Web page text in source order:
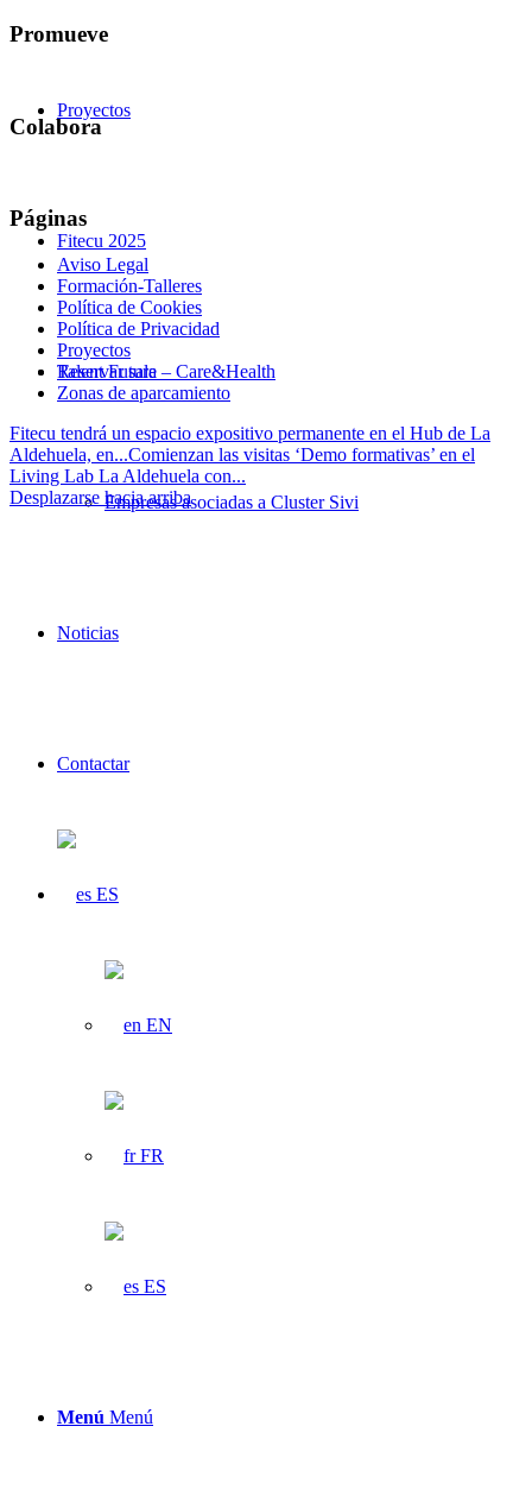
Proyectos
Fitecu 2025
Reservar sala
Empresas asociadas a Cluster Sivi
Noticias
Contactar
ES
EN
FR
ES
Menú Menú
Promueve
Colabora
Páginas
Aviso Legal
Formación-Talleres
Política de Cookies
Política de Privacidad
Proyectos
Talent Future – Care&Health
Zonas de aparcamiento
Fitecu tendrá un espacio expositivo permanente en el Hub de La
Aldehuela, en...Comienzan las visitas ‘Demo formativas’ en el
Living Lab La Aldehuela con...
Desplazarse hacia arriba